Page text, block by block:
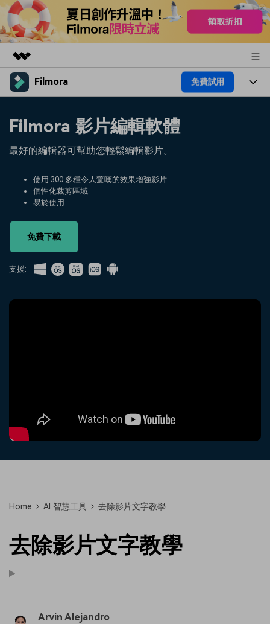
精選產品
實用工具
解決方案
商店
Filmora 免費試用
音訊
熱門人群
熱門方案
部落格
AI提示詞大全
收錄 100+ 熱門影片提示詞，快
幫助中心
我們隨時為您提供協助 如何用 Filmora 做出影響力
產品信息
立即購買 登入
Filmora 影片編輯軟體
最好的編輯器可幫助您輕鬆編輯影片。
使用 300 多種令人驚嘆的效果增強影片
個性化裁剪區域
易於使用
免費下載
支援:
Home AI 智慧工具 去除影片文字教學
去除影片文字教學
Arvin Alejandro